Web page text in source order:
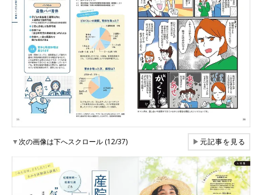
▼次の画像は下へスクロール (12/37) ▶元記事を見る